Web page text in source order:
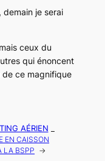
demain je serai
ceux du
qui énoncent
ce magnifique
AÉRIEN
EN CAISSON
LA BSPP
→